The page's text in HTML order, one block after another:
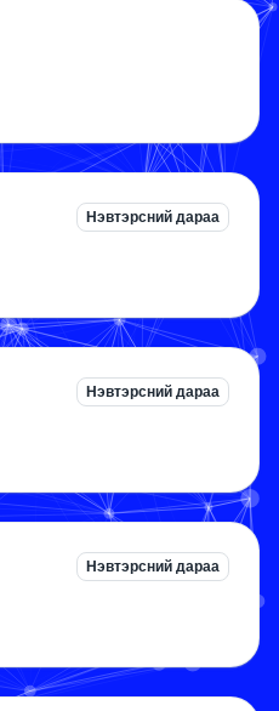
Нэвтэрсний дараа
Нэвтэрсний дараа
Нэвтэрсний дараа